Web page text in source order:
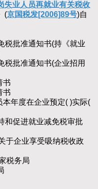
失业人员再就业有关税收
(京国税发[2006]89号)自
批准通知书(持《就业
批准通知书(企业招用
书
书
年度在企业预定( )实际(
促进就业减免税审批
企业享受吸纳税收政
税务局